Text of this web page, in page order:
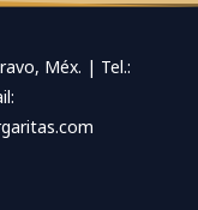
Méx. | Tel.: